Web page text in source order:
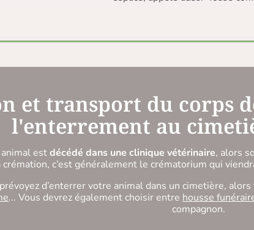
et transport du corps
l'enterrement au
estdécédé dans une clinique vétérinaire, alors
crémation, c’est généralement le crématorium qui
d’enterrer votre animal dans un cimetière,
... Vous devrez également choisir entre housse
compagnon.